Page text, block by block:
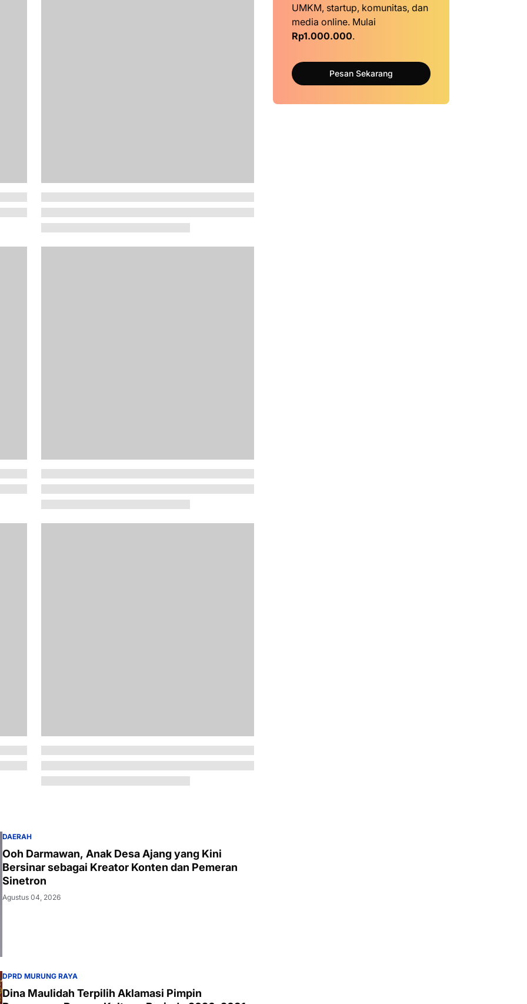
DAERAH
Ooh Darmawan, Anak Desa Ajang yang Kini
Bersinar sebagai Kreator Konten dan Pemeran
Sinetron
Agustus 04, 2026
DPRD MURUNG RAYA
Dina Maulidah Terpilih Aklamasi Pimpin
UMKM, startup, komunitas, dan
media online. Mulai
Rp1.000.000.
Pesan Sekarang